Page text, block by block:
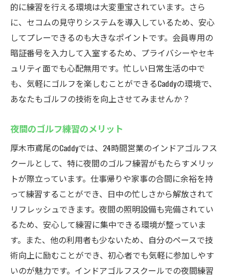
的に練習を行える環境は大変重宝されています。さら
に、セコムの見守りシステムを導入しているため、安心
してプレーできるのも大きなポイントです。会員専用の
暗証番号を入力して入室するため、プライバシーやセキ
ュリティ面でも心配無用です。忙しい日常生活の中で
も、気軽にゴルフを楽しむことができるCaddyの環境で、
あなたもゴルフの技術を向上させてみませんか？
夜間のゴルフ練習のメリット
厚木市鳶尾のCaddyでは、24時間営業のインドアゴルフス
クールとして、特に夜間のゴルフ練習がもたらすメリッ
トが際立っています。仕事帰りや家事の合間に余裕を持
って練習することができ、日中の忙しさから解放されて
リフレッシュできます。夜間の照明設備も完備されてい
るため、安心して練習に集中できる環境が整っていま
す。また、他の利用者も少ないため、自分のペースで技
術向上に励むことができ、初心者でも気軽に参加しやす
いのが魅力です。インドアゴルフスクールでの夜間練習